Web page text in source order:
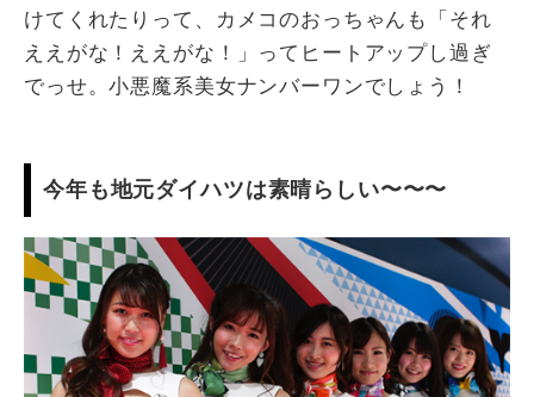
けてくれたりって、カメコのおっちゃんも「それ
ええがな！ええがな！」ってヒートアップし過ぎ
でっせ。小悪魔系美女ナンバーワンでしょう！
今年も地元ダイハツは素晴らしい〜〜〜